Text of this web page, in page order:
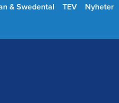
& Swedental TEV Nyheter